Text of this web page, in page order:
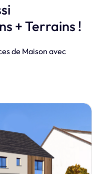
+ Terrains !
de Maison avec